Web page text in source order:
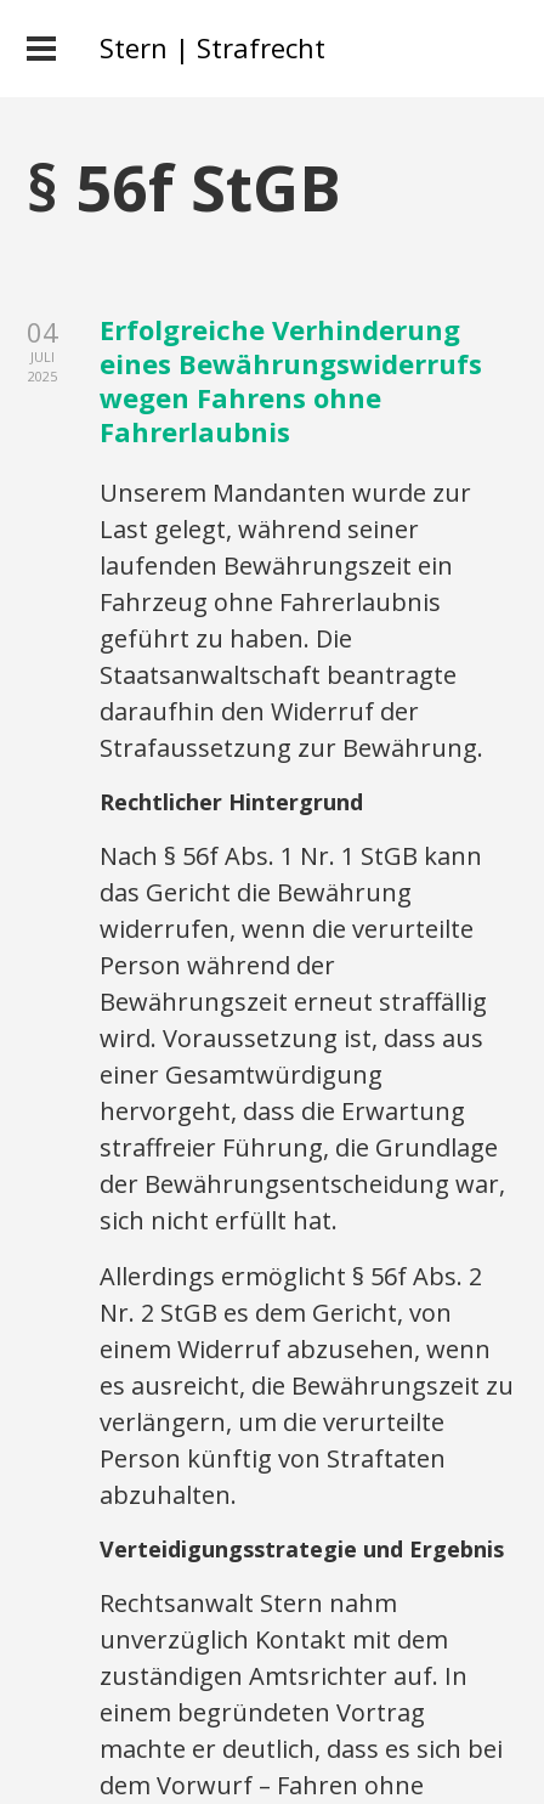
Stern | Strafrecht
§ 56f StGB
04
JULI
2025
Erfolgreiche Verhinderung
eines Bewährungswiderrufs
wegen Fahrens ohne
Fahrerlaubnis
Unserem Mandanten wurde zur
Last gelegt, während seiner
laufenden Bewährungszeit ein
Fahrzeug ohne Fahrerlaubnis
geführt zu haben. Die
Staatsanwaltschaft beantragte
daraufhin den Widerruf der
Strafaussetzung zur Bewährung.
Rechtlicher Hintergrund
Nach § 56f Abs. 1 Nr. 1 StGB kann
das Gericht die Bewährung
widerrufen, wenn die verurteilte
Person während der
Bewährungszeit erneut straffällig
wird. Voraussetzung ist, dass aus
einer Gesamtwürdigung
hervorgeht, dass die Erwartung
straffreier Führung, die Grundlage
der Bewährungsentscheidung war,
sich nicht erfüllt hat.
Allerdings ermöglicht § 56f Abs. 2
Nr. 2 StGB es dem Gericht, von
einem Widerruf abzusehen, wenn
es ausreicht, die Bewährungszeit zu
verlängern, um die verurteilte
Person künftig von Straftaten
abzuhalten.
Verteidigungsstrategie und Ergebnis
Rechtsanwalt Stern nahm
unverzüglich Kontakt mit dem
zuständigen Amtsrichter auf. In
einem begründeten Vortrag
machte er deutlich, dass es sich bei
dem Vorwurf – Fahren ohne